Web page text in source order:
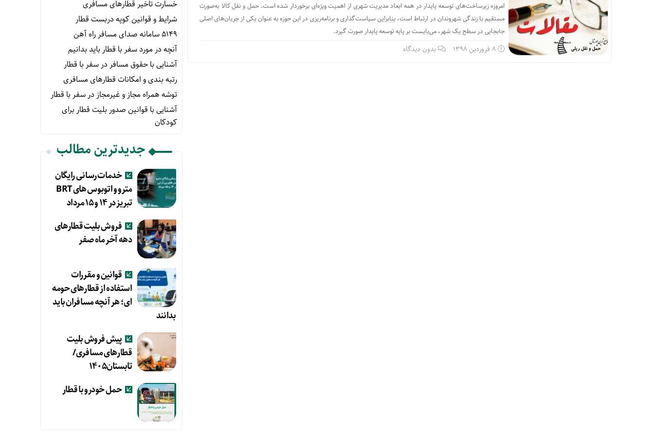
امروزه زیرساخت‌های توسعه‌ پایدار در همه ابعاد مدیریت شهری از اهمیت ویژه‌ای برخوردار شده است. حمل ‌و نقل کالا به‌صورت
مستقیم با زندگی شهروندان در ارتباط است، بنابراین سیاست‌گذاری و برنامه‌ریزی در این حوزه به‌ عنوان یکی از جریان‌های اصلی
جابجایی در سطح یک شهر، می‌بایست بر پایه توسعه پایدار صورت گیرد.
8 فروردین 1398 بدون دیدگاه
خسارت تاخیر قطارهای مسافری
شرایط و قوانین کوپه دربست قطار
۵۱۴۹ سامانه صدای مسافر راه آهن
آنچه در مورد سفر با قطار باید بدانیم
آشنایی با حقوق مسافر در سفر با قطار
رتبه بندی و امکانات قطارهای مسافری
توشه همراه مجاز و غیرمجاز در سفر با قطار
آشنایی با قوانین صدور بلیت قطار برای
کودکان
جدیدترین مطالب
خدمات رسانی رایگان
مترو و اتوبوس های BRT
تبریز در ۱۴ و ۱۵ مرداد
فروش بلیت قطارهای
دهه آخر ماه صفر
قوانین و مقررات
استفاده از قطارهای حومه
ای؛ هر آنچه مسافران باید
بدانند
پیش فروش بلیت
قطارهای مسافری/
تابستان۱۴۰۵
حمل خودرو با قطار